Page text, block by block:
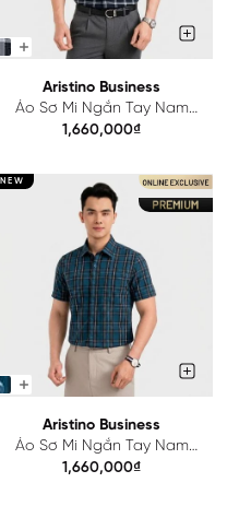
Aristino Business
Áo Sơ Mi Ngắn Tay Nam
Aristino Business 1SS602EDP01
1,660,000₫
NEW
Aristino Business
Áo Sơ Mi Ngắn Tay Nam
Aristino Business
1,660,000₫